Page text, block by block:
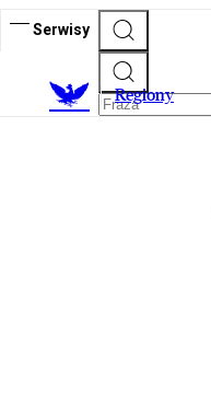
Serwisy
Regiony